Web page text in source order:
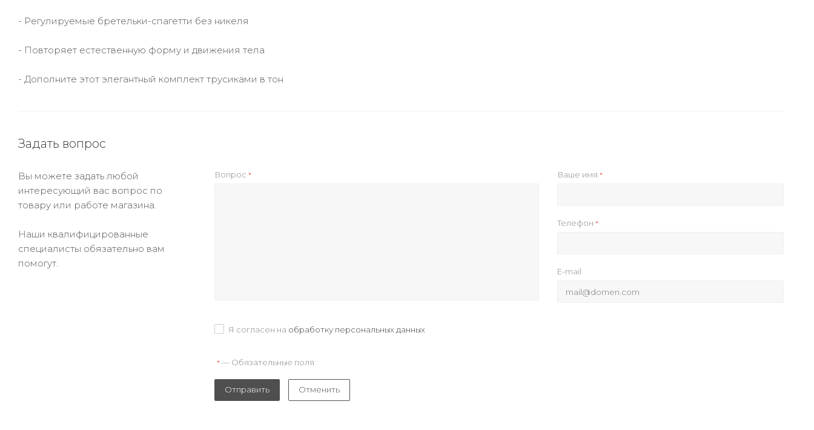
- Регулируемые бретельки-спагетти без никеля
- Повторяет естественную форму и движения тела
- Дополните этот элегантный комплект трусиками в тон
Задать вопрос
Вы можете задать любой
интересующий вас вопрос по
товару или работе магазина.
Наши квалифицированные
специалисты обязательно вам
помогут.
Вопрос * Ваше имя *
Телефон *
E-mail
Я согласен на обработку персональных данных
*— Обязательные поля
Отправить Отменить